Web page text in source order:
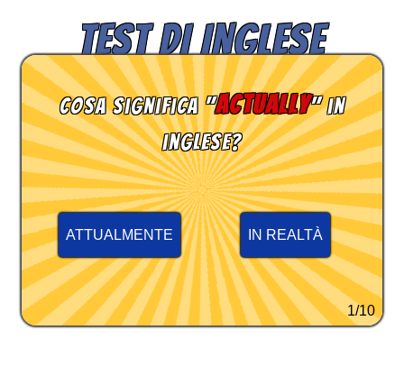
TEST DI INGLESE
Cosa significa "actually" in
inglese?
ATTUALMENTE IN REALTÀ
1/10